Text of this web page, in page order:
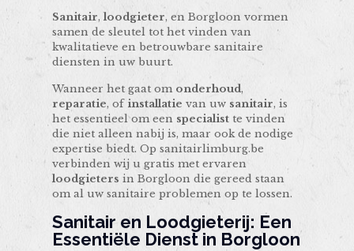
Sanitair,loodgieter, en Borgloon vormen
samen de sleutel tot het vinden van
kwalitatieve en betrouwbare sanitaire
diensten in uw buurt.
Wanneer het gaat om onderhoud,
reparatie, of installatie van uw sanitair, is
het essentieel om een specialist te vinden
die niet alleen nabij is, maar ook de nodige
expertise biedt. Op sanitairlimburg.be
verbinden wij u gratis met ervaren
loodgieters in Borgloon die gereed staan
om al uw sanitaire problemen op te lossen.
Sanitair en Loodgieterij: Een
Essentiële Dienst in Borgloon